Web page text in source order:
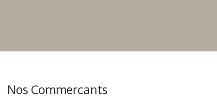
Nos Commercants